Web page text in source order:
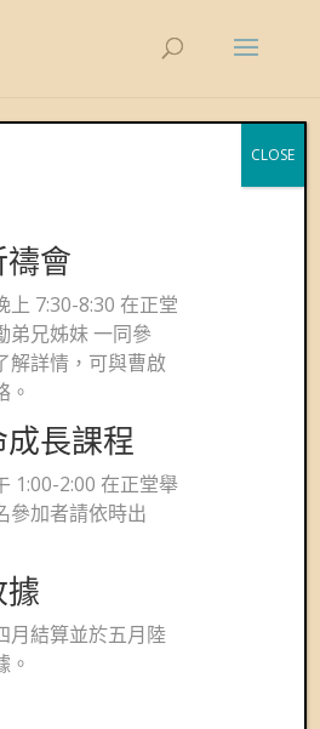
會
上 7:30-8:30 在正堂
弟兄姊妹 一同參
解詳情，可與曹啟
。
長課程
1:00-2:00 在正堂舉
參加者請依時出
月結算並於五月陸
。
CLOSE